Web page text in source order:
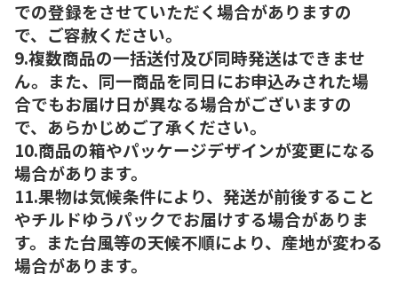
での登録をさせていただく場合がありますの
で、ご容赦ください。
9.複数商品の一括送付及び同時発送はできませ
ん。また、同一商品を同日にお申込みされた場
合でもお届け日が異なる場合がございますの
で、あらかじめご了承ください。
10.商品の箱やパッケージデザインが変更になる
場合があります。
11.果物は気候条件により、発送が前後すること
やチルドゆうパックでお届けする場合がありま
す。また台風等の天候不順により、産地が変わる
場合があります。